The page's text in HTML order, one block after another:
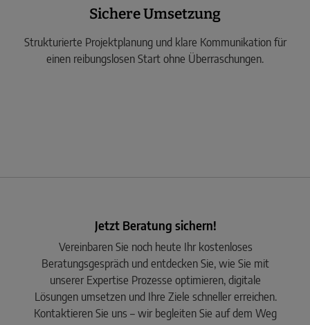
Sichere Umsetzung
Strukturierte Projektplanung und klare Kommunikation für
einen reibungslosen Start ohne Überraschungen.
Jetzt Beratung sichern!
Vereinbaren Sie noch heute Ihr kostenloses
Beratungsgespräch und entdecken Sie, wie Sie mit
unserer Expertise Prozesse optimieren, digitale
Lösungen umsetzen und Ihre Ziele schneller erreichen.
Kontaktieren Sie uns – wir begleiten Sie auf dem Weg